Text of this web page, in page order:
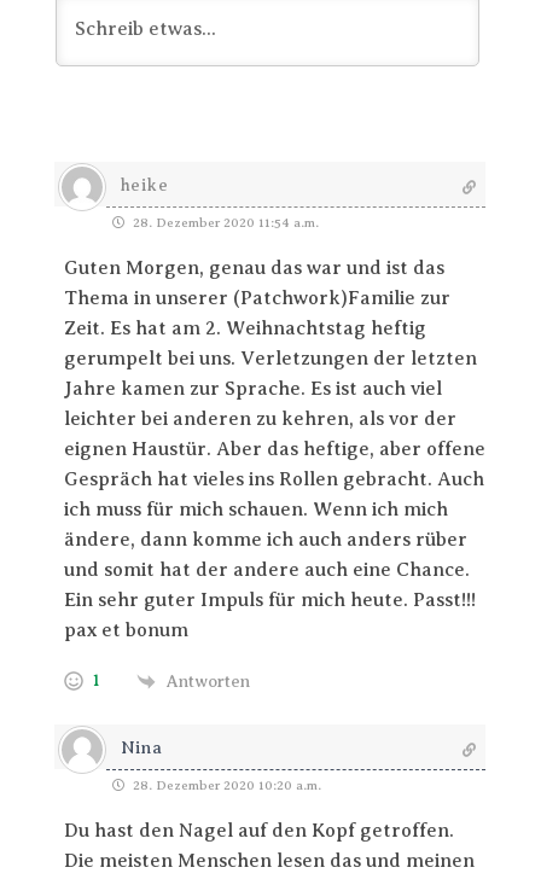
heike
28. Dezember 2020 11:54 a.m.
Guten Morgen, genau das war und ist das
Thema in unserer (Patchwork)Familie zur
Zeit. Es hat am 2. Weihnachtstag heftig
gerumpelt bei uns. Verletzungen der letzten
Jahre kamen zur Sprache. Es ist auch viel
leichter bei anderen zu kehren, als vor der
eignen Haustür. Aber das heftige, aber offene
Gespräch hat vieles ins Rollen gebracht. Auch
ich muss für mich schauen. Wenn ich mich
ändere, dann komme ich auch anders rüber
und somit hat der andere auch eine Chance.
Ein sehr guter Impuls für mich heute. Passt!!!
pax et bonum
1 Antworten
Nina
28. Dezember 2020 10:20 a.m.
Du hast den Nagel auf den Kopf getroffen.
Die meisten Menschen lesen das und meinen